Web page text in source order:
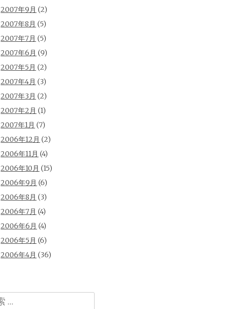
2007年9月 (2)
2007年8月 (5)
2007年7月 (5)
2007年6月 (9)
2007年5月 (2)
2007年4月 (3)
2007年3月 (2)
2007年2月 (1)
2007年1月 (7)
2006年12月 (2)
2006年11月 (4)
2006年10月 (15)
2006年9月 (6)
2006年8月 (3)
2006年7月 (4)
2006年6月 (4)
2006年5月 (6)
2006年4月 (36)